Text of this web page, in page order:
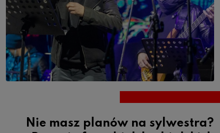
Nie masz planów na sylwestra?